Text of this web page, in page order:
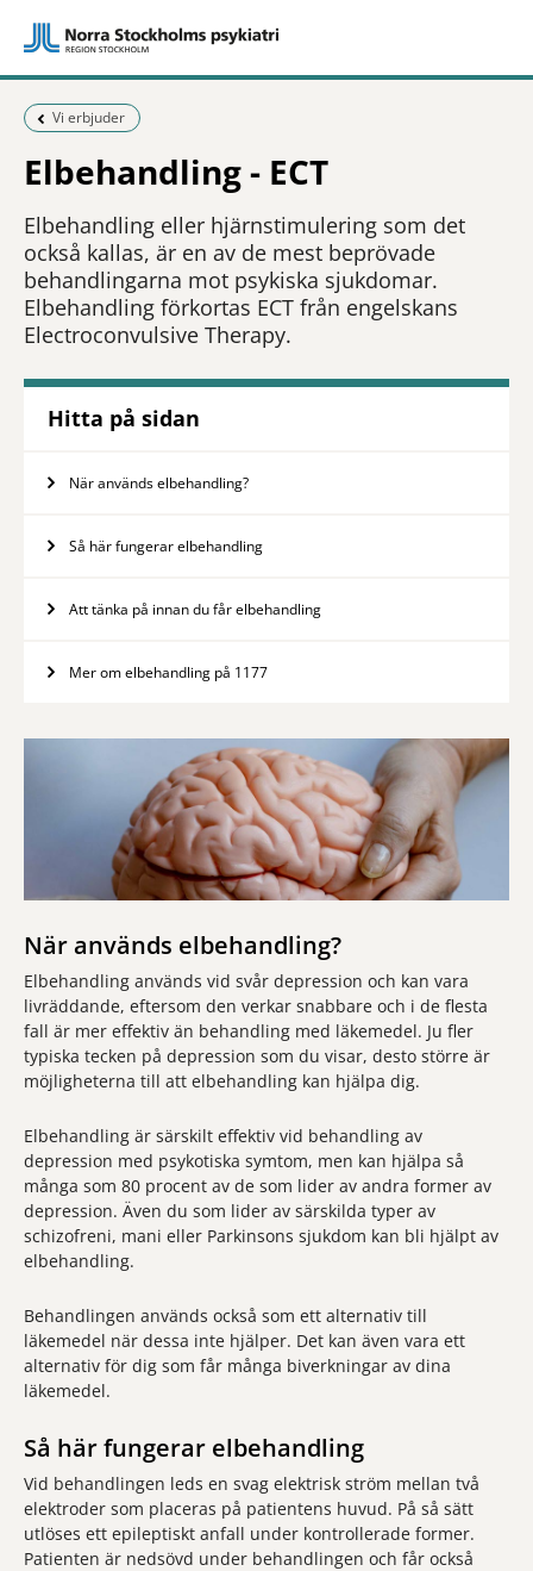
Föregående sida:
Vi erbjuder
Elbehandling - ECT
Elbehandling eller hjärnstimulering som det
också kallas, är en av de mest beprövade
behandlingarna mot psykiska sjukdomar.
Elbehandling förkortas ECT från engelskans
Electroconvulsive Therapy.
Hitta på sidan
När används elbehandling?
Så här fungerar elbehandling
Att tänka på innan du får elbehandling
Mer om elbehandling på 1177
När används elbehandling?
Elbehandling används vid svår depression och kan vara
livräddande, eftersom den verkar snabbare och i de flesta
fall är mer effektiv än behandling med läkemedel. Ju fler
typiska tecken på depression som du visar, desto större är
möjligheterna till att elbehandling kan hjälpa dig.
Elbehandling är särskilt effektiv vid behandling av
depression med psykotiska symtom, men kan hjälpa så
många som 80 procent av de som lider av andra former av
depression. Även du som lider av särskilda typer av
schizofreni, mani eller Parkinsons sjukdom kan bli hjälpt av
elbehandling.
Behandlingen används också som ett alternativ till
läkemedel när dessa inte hjälper. Det kan även vara ett
alternativ för dig som får många biverkningar av dina
läkemedel.
Så här fungerar elbehandling
Vid behandlingen leds en svag elektrisk ström mellan två
elektroder som placeras på patientens huvud. På så sätt
utlöses ett epileptiskt anfall under kontrollerade former.
Patienten är nedsövd under behandlingen och får också